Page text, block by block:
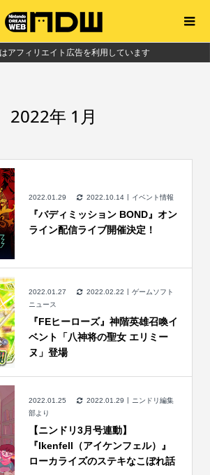
アフィリエイト広告を利用しています
2022年 1月
2022.01.29 2022.10.14 イベント情報
『バディミッション BOND』オン
ライン配信ライブ開催決定！
2022.01.27 2022.02.22
ゲームソフト
ニュース
『FEヒーローズ』神階英雄召喚イ
ベント「八神将の聖女 エリミー
ヌ」登場
2022.01.25 2022.01.29
ニンドリ編集
部より
【ニンドリ3月号連動】
『Ikenfell（アイケンフェル）』
ローカライズのステキなこぼれ話